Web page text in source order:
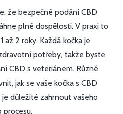
že bezpečné podání CBD
plné dospělosti. V praxi to
až 2 roky. Každá kočka je
potřeby, takže byste
CBD s veteriánem. Různé
jak se vaše kočka s CBD
důležité zahrnout vašeho
procesu.